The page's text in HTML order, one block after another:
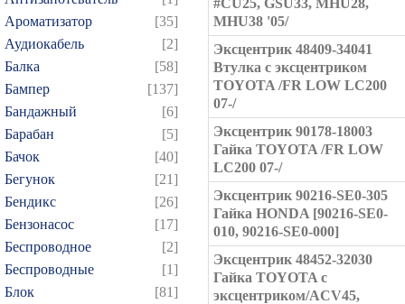
Ароматизатор
[35]
Аудиокабель
[2]
Балка
[58]
Бампер
[137]
Бандажный
[6]
Барабан
[5]
Бачок
[40]
Бегунок
[21]
Бендикс
[26]
Бензонасос
[17]
Беспроводное
[2]
Беспроводные
[1]
Блок
[81]
#CU25, GSU33, MHU28,
MHU38 '05/
Эксцентрик 48409-34041
Втулка с эксцентриком
TOYOTA /FR LOW LC200
07-/
Эксцентрик 90178-18003
Гайка TOYOTA /FR LOW
LC200 07-/
Эксцентрик 90216-SE0-305
Гайка HONDA [90216-SE0-
010, 90216-SE0-000]
Эксцентрик 48452-32030
Гайка TOYOTA с
эксцентриком/ACV45,